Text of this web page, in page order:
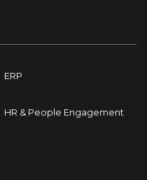
ERP
HR & People Engagement